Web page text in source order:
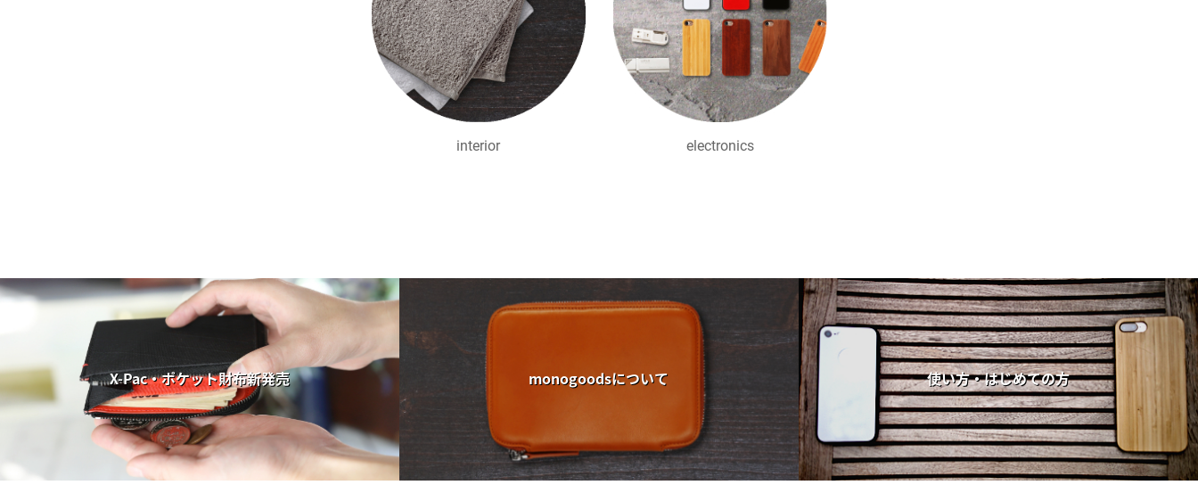
interior electronics
X-Pac・ポケット財布新発売 monogoodsについて 使い方・はじめての方